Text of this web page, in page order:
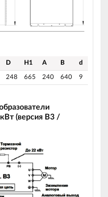
D H1 A B d
248 665 240 640 9
(версия B3 /